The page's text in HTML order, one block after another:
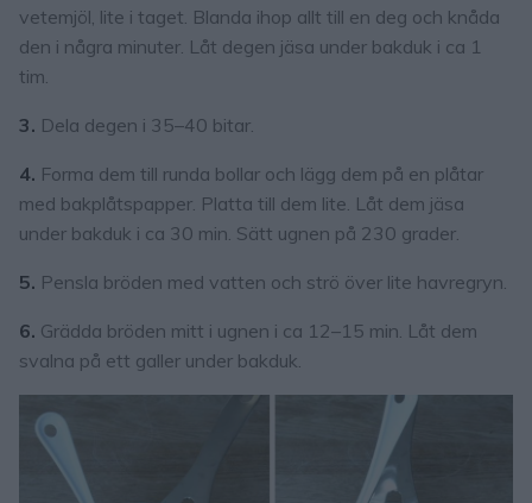
vetemjöl, lite i taget. Blanda ihop allt till en deg och knåda
den i några minuter. Låt degen jäsa under bakduk i ca 1
tim.
3. Dela degen i 35–40 bitar.
4. Forma dem till runda bollar och lägg dem på en plåtar
med bakplåtspapper. Platta till dem lite. Låt dem jäsa
under bakduk i ca 30 min. Sätt ugnen på 230 grader.
5. Pensla bröden med vatten och strö över lite havregryn.
6. Grädda bröden mitt i ugnen i ca 12–15 min. Låt dem
svalna på ett galler under bakduk.